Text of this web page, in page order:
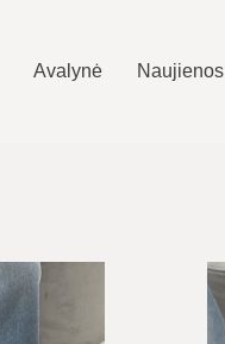
Avalynė Naujienos